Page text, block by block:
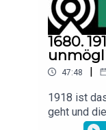
1680.
47:48 |
1918 ist
geht und
gestürzt